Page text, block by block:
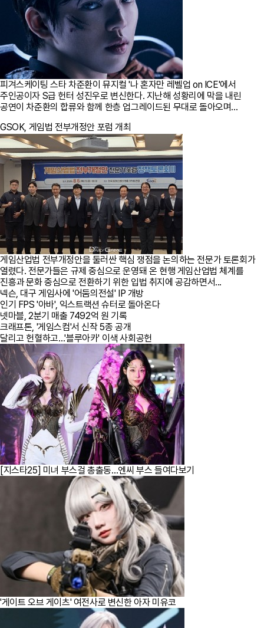
피겨스케이팅 스타 차준환이 뮤지컬 '나 혼자만 레벨업 on ICE'에서
주인공이자 S급 헌터 성진우로 변신한다. 지난해 성황리에 막을 내린
공연이 차준환의 합류와 함께 한층 업그레이드된 무대로 돌아오며...
GSOK, 게임법 전부개정안 포럼 개최
게임산업법 전부개정안을 둘러싼 핵심 쟁점을 논의하는 전문가 토론회가
열렸다. 전문가들은 규제 중심으로 운영돼 온 현행 게임산업법 체계를
진흥과 문화 중심으로 전환하기 위한 입법 취지에 공감하면서...
넥슨, 대구 게임사에 '어둠의전설' IP 개방
인기 FPS '아바', 익스트랙션 슈터로 돌아온다
넷마블, 2분기 매출 7492억 원 기록
크래프톤, '게임스컴'서 신작 5종 공개
달리고 헌혈하고…'블루아카' 이색 사회공헌
[지스타25] 미녀 부스걸 총출동…엔씨 부스 들여다보기
'게이트 오브 게이츠' 여전사로 변신한 아자 미유코